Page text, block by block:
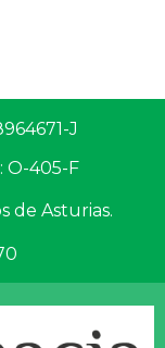
J
O-405-F
de Asturias.